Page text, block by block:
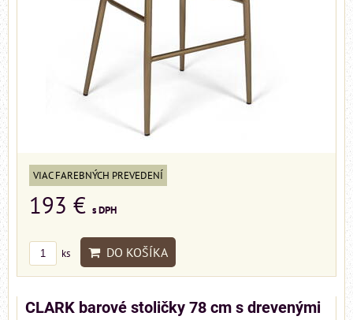
VIAC FAREBNÝCH PREVEDENÍ
193 € s DPH
ks DO KOŠÍKA
CLARK barové stoličky 78 cm s drevenými